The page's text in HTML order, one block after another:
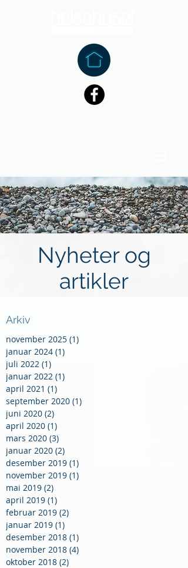
Nyheter og
artikler
Arkiv
november 2025 (1)
januar 2024 (1)
juli 2022 (1)
januar 2022 (1)
april 2021 (1)
september 2020 (1)
juni 2020 (2)
april 2020 (1)
mars 2020 (3)
januar 2020 (2)
desember 2019 (1)
november 2019 (1)
mai 2019 (2)
april 2019 (1)
februar 2019 (2)
januar 2019 (1)
desember 2018 (1)
november 2018 (4)
oktober 2018 (2)